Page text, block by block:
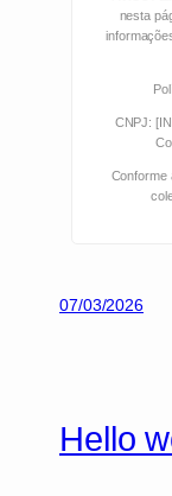
nesta
CNPJ:
Conforme
07/03/2026
Hello